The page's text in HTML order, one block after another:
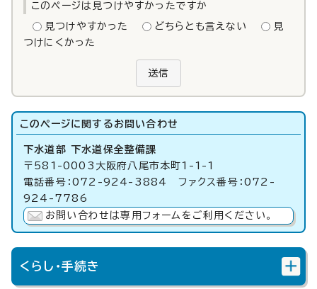
このページは見つけやすかったですか
見つけやすかった どちらとも言えない
見
つけにくかった
送信
このページに関する お問い合わせ
下水道部 下水道保全整備課
〒581-0003大阪府八尾市本町1-1-1
電話番号：072-924-3884 ファクス番号：072-
924-7786
お問い合わせは専用フォームをご利用ください。
くらし・手続き